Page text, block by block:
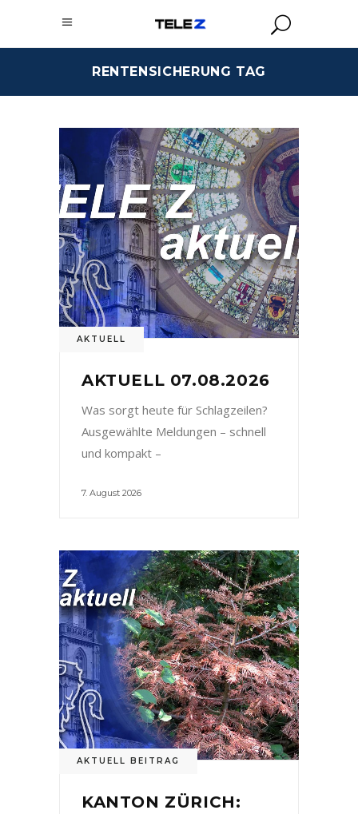
RENTENSICHERUNG TAG
AKTUELL
AKTUELL 07.08.2026
Was sorgt heute für Schlagzeilen?
Ausgewählte Meldungen – schnell
und kompakt –
7. August 2026
AKTUELL BEITRAG
KANTON ZÜRICH: